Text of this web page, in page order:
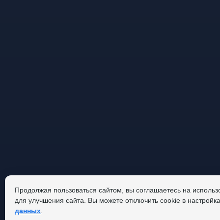
Продолжая пользоваться сайтом, вы соглашаетесь на
для улучшения сайта. Вы можете отключить cookie в
данных